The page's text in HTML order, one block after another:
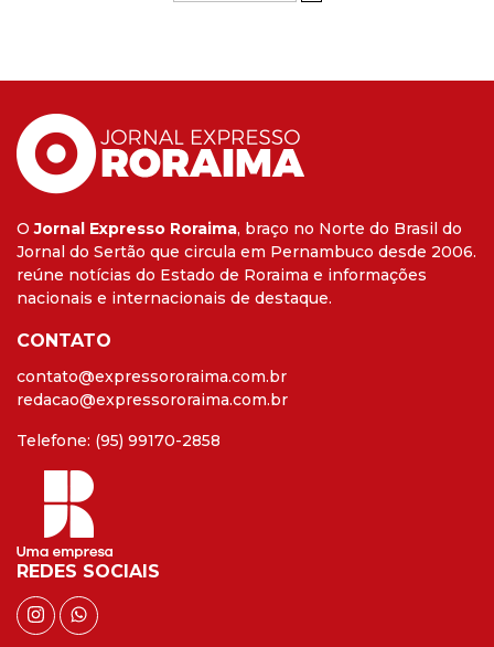
OJornal Expresso Roraima, braço no Norte do Brasil do
Jornal do Sertão que circula em Pernambuco desde 2006.
reúne notícias do Estado de Roraima e informações
nacionais e internacionais de destaque.
CONTATO
contato@expressororaima.com.br
redacao@expressororaima.com.br
Telefone: (95) 99170-2858
REDES SOCIAIS